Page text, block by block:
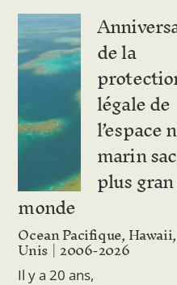
de la
légale de
l’espace
marin
plus
monde
Ocean Pacifique,
Unis 2006-2026
Il y a 20 ans,